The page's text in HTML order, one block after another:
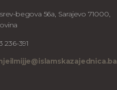
begova 56a, Sarajevo 71000,
391